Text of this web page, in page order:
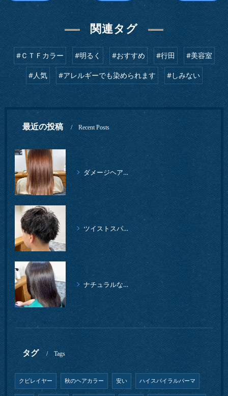
関連タグ
#ＣＴＦカラー #明るく #おすすめ #行田 #美容室
#人気 #アレルギーでも染められます #しみない
最近の投稿 Recent Posts
ダメージヘアでも、ツヤツヤの仕上がりになりました。
ツイストスパイラルパーマ、柔らかイメージ
ナチュラルな縮毛矯正クセストパー
タグ Tags
クビレイヤー 秋のヘアカラー 安い ハイスパイラルパーマ